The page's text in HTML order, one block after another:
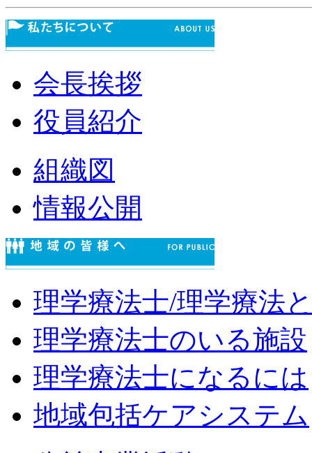
会長挨拶
役員紹介
組織図
情報公開
理学療法士/理学療法
理学療法士のいる施設
理学療法士になるには
地域包括ケアシステム